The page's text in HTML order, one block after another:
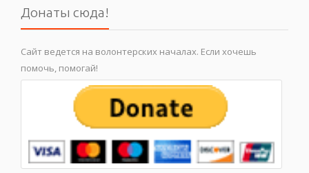
Донаты сюда!
Сайт ведется на волонтерских началах. Если хочешь
помочь, помогай!